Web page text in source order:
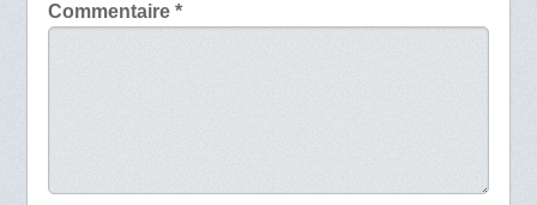
Commentaire *